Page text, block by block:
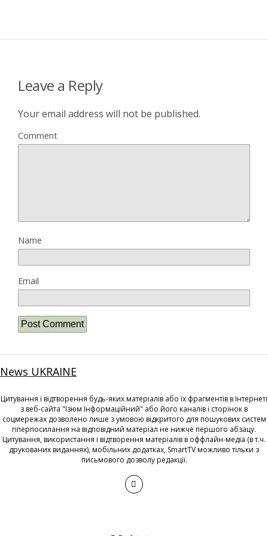
Leave a Reply
Your email address will not be published.
Comment
Name
Email
News UKRAINE
Цитування і відтворення будь-яких матеріалів або їх фрагментів в Інтернеті
з веб-сайта "Ізюм Інформаційний" або його каналів і сторінок в
соцмережах дозволено лише з умовою відкритого для пошукових систем
гіперпосилання на відповідний матеріал не нижче першого абзацу.
Цитування, використання і відтворення матеріалів в оффлайн-медіа (в т.ч.
друкованих виданнях), мобільних додатках, SmartTV можливо тільки з
письмового дозволу редакції.